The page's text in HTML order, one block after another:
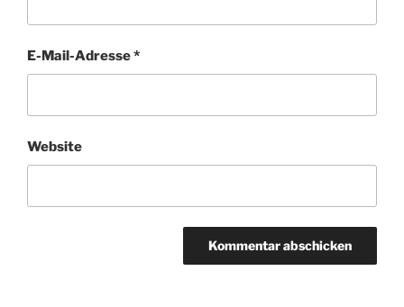
E-Mail-Adresse*
Website